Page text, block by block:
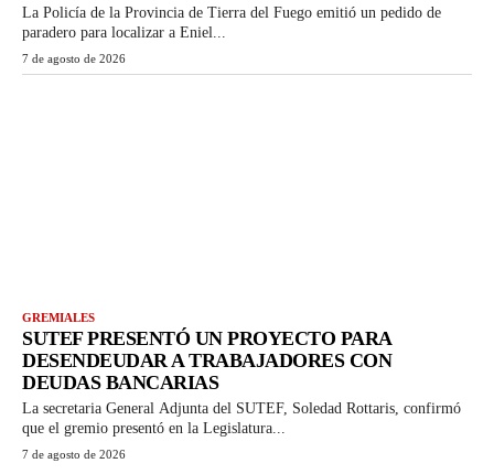
La Policía de la Provincia de Tierra del Fuego emitió un pedido de
paradero para localizar a Eniel...
7 de agosto de 2026
GREMIALES
SUTEF PRESENTÓ UN PROYECTO PARA
DESENDEUDAR A TRABAJADORES CON
DEUDAS BANCARIAS
La secretaria General Adjunta del SUTEF, Soledad Rottaris, confirmó
que el gremio presentó en la Legislatura...
7 de agosto de 2026